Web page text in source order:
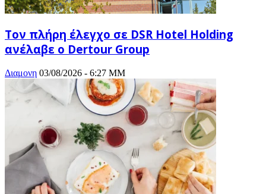
Τον πλήρη έλεγχο σε DSR Hotel Holding
ανέλαβε ο Dertour Group
Διαμονη 03/08/2026 - 6:27 ΜΜ